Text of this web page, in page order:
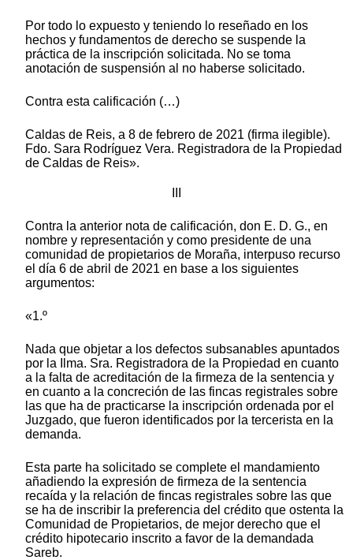
Por todo lo expuesto y teniendo lo reseñado en los
hechos y fundamentos de derecho se suspende la
práctica de la inscripción solicitada. No se toma
anotación de suspensión al no haberse solicitado.
Contra esta calificación (…)
Caldas de Reis, a 8 de febrero de 2021 (firma ilegible).
Fdo. Sara Rodríguez Vera. Registradora de la Propiedad
de Caldas de Reis».
Contra la anterior nota de calificación, don E. D. G., en
nombre y representación y como presidente de una
comunidad de propietarios de Moraña, interpuso recurso
el día 6 de abril de 2021 en base a los siguientes
argumentos:
«1.º
Nada que objetar a los defectos subsanables apuntados
por la Ilma. Sra. Registradora de la Propiedad en cuanto
a la falta de acreditación de la firmeza de la sentencia y
en cuanto a la concreción de las fincas registrales sobre
las que ha de practicarse la inscripción ordenada por el
Juzgado, que fueron identificados por la tercerista en la
demanda.
Esta parte ha solicitado se complete el mandamiento
añadiendo la expresión de firmeza de la sentencia
recaída y la relación de fincas registrales sobre las que
se ha de inscribir la preferencia del crédito que ostenta la
Comunidad de Propietarios, de mejor derecho que el
crédito hipotecario inscrito a favor de la demandada
Sareb.